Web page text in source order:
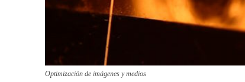
Optimización de imágenes y medios